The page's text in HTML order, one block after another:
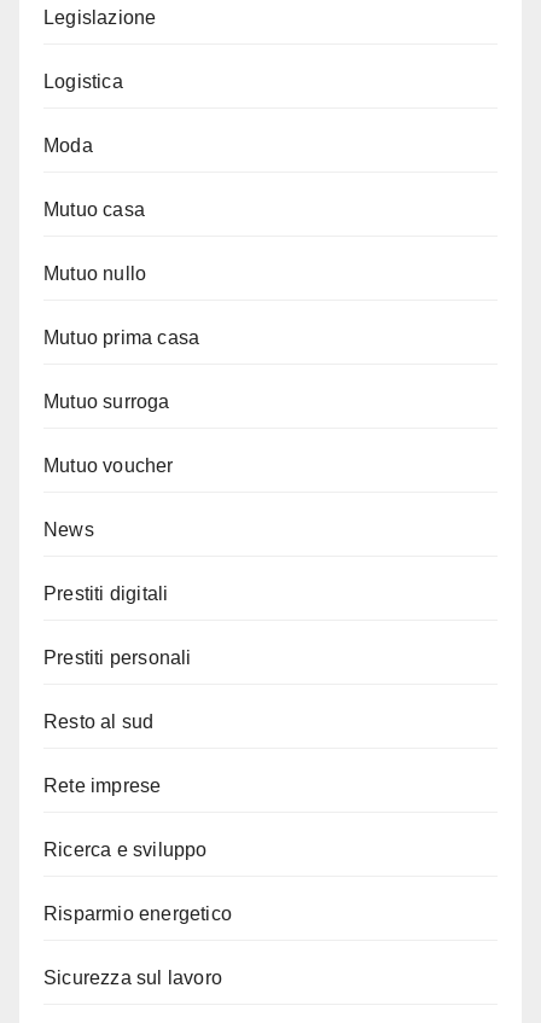
Legislazione
Logistica
Moda
Mutuo casa
Mutuo nullo
Mutuo prima casa
Mutuo surroga
Mutuo voucher
News
Prestiti digitali
Prestiti personali
Resto al sud
Rete imprese
Ricerca e sviluppo
Risparmio energetico
Sicurezza sul lavoro